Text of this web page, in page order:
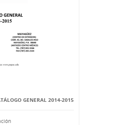
GENERAL 2014-2015